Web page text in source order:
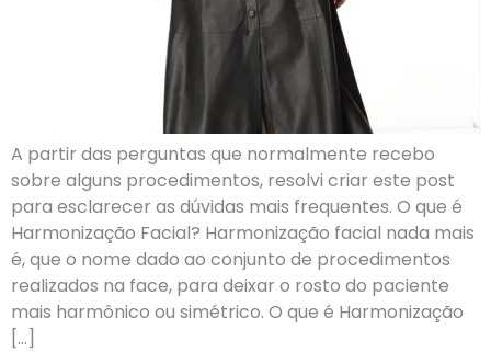
A partir das perguntas que normalmente recebo
sobre alguns procedimentos, resolvi criar este post
para esclarecer as dúvidas mais frequentes. O que é
Harmonização Facial? Harmonização facial nada mais
é, que o nome dado ao conjunto de procedimentos
realizados na face, para deixar o rosto do paciente
mais harmônico ou simétrico. O que é Harmonização
[…]